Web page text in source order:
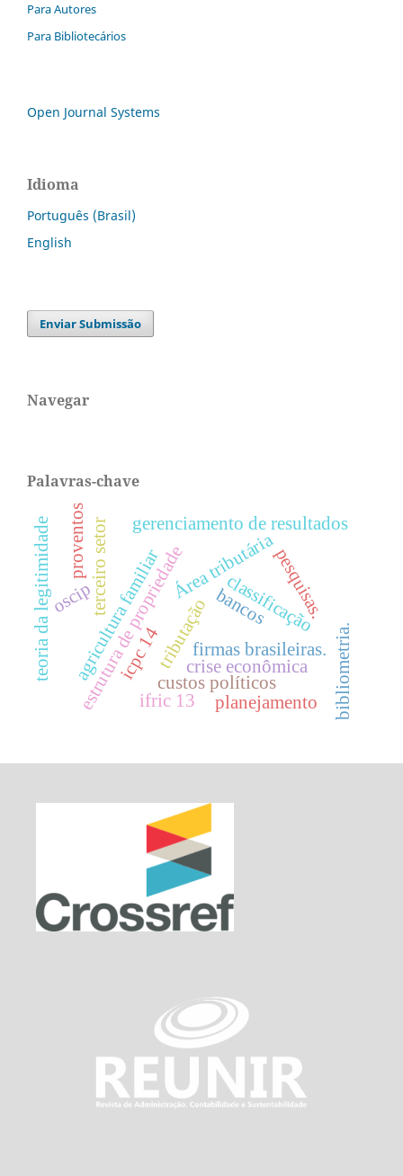
Para Autores
Para Bibliotecários
Open Journal Systems
Idioma
Português (Brasil)
English
Enviar Submissão
Navegar
Palavras-chave
classificação
Área tributária
tributação
gerenciamento de resultados
estrutura de propriedade firmas brasileiras.
agricultura familiar bibliometria.
bancos
crise econômica
pesquisas.
terceiro setor
oscip
teoria da legitimidade
custos políticos
ifric 13 planejamento
icpc 14
proventos